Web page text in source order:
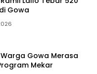
Gowa
Gowa Merasa
Mekar